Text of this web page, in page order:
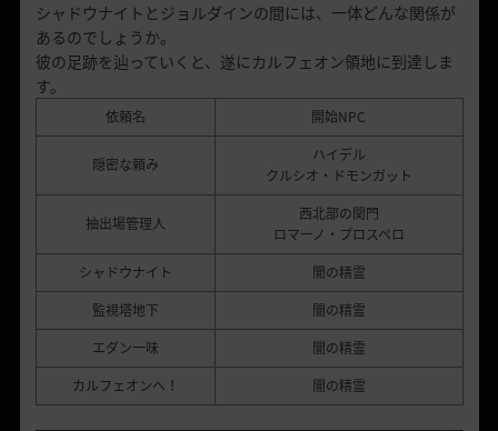
シャドウナイトとジョルダインの間には、一体どんな関係が
あるのでしょうか。
彼の足跡を辿っていくと、遂にカルフェオン領地に到達しま
す。
依頼名 開始NPC
隠密な頼み
ハイデル
クルシオ・ドモンガット
抽出場管理人
西北部の関門
ロマーノ・プロスペロ
シャドウナイト
闇の精霊
監視塔地下
闇の精霊
エダン一味
闇の精霊
カルフェオンへ！
闇の精霊